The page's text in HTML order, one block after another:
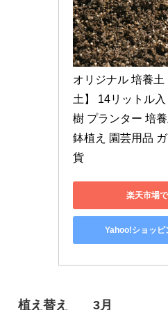
オリジナル 培養土
土】 14リットル
樹 プランター 培
鉢植え 園芸用品
貨
楽天市場
Yahoo!ショッピ
植え替え 3月